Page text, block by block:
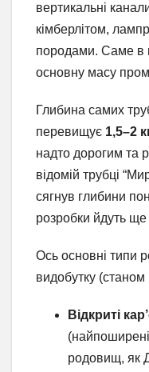
вертикальні
кімберлітом,
породами. Саме в
основну масу
Глибина самих
перевищує 1,5–2
надто дорогим та
відомій трубці
сягнув глибини
розробки йдуть
Ось основні типи
видобутку (станом
Відкриті
родовищ, як